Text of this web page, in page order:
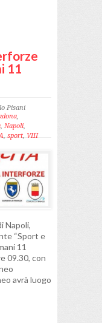
11
Pisani
,
, Napoli,
, sport, VIII
Napoli,
“Sport e
11
09.30, con
avrà luogo